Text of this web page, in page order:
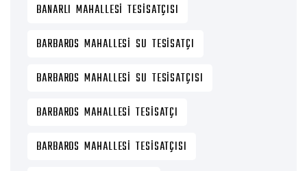
BANARLI MAHALLESI TESISATÇISI
BARBAROS MAHALLESI SU TESISATÇI
BARBAROS MAHALLESI SU TESISATÇISI
BARBAROS MAHALLESI TESISATÇI
BARBAROS MAHALLESI TESISATÇISI